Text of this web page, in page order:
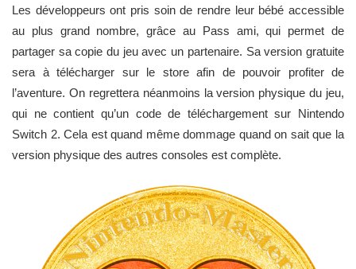
Les développeurs ont pris soin de rendre leur bébé accessible
au plus grand nombre, grâce au Pass ami, qui permet de
partager sa copie du jeu avec un partenaire. Sa version gratuite
sera à télécharger sur le store afin de pouvoir profiter de
l’aventure. On regrettera néanmoins la version physique du jeu,
qui ne contient qu’un code de téléchargement sur Nintendo
Switch 2. Cela est quand même dommage quand on sait que la
version physique des autres consoles est complète.